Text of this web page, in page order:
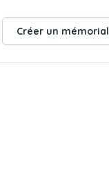
Créer un mémorial